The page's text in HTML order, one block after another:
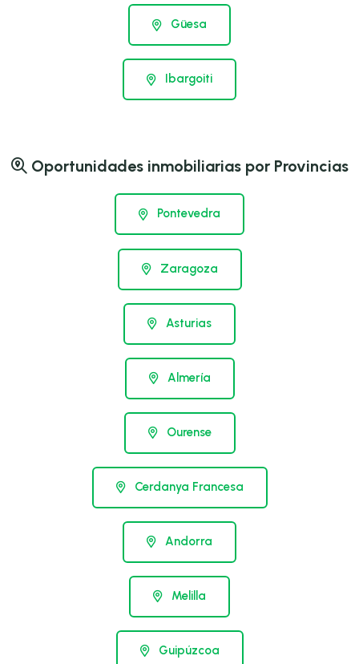
Güesa
Ibargoiti
Oportunidades inmobiliarias por Provincias
Pontevedra
Zaragoza
Asturias
Almería
Ourense
Cerdanya Francesa
Andorra
Melilla
Guipúzcoa